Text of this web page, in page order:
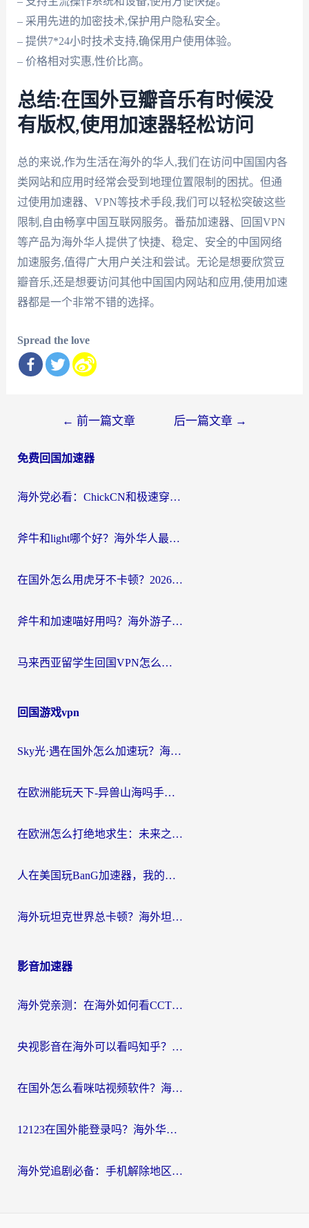
– 采用先进的加密技术,保护用户隐私安全。
– 提供7*24小时技术支持,确保用户使用体验。
– 价格相对实惠,性价比高。
总结:在国外豆瓣音乐有时候没
有版权,使用加速器轻松访问
总的来说,作为生活在海外的华人,我们在访问中国国内各
类网站和应用时经常会受到地理位置限制的困扰。但通
过使用加速器、VPN等技术手段,我们可以轻松突破这些
限制,自由畅享中国互联网服务。番茄加速器、回国VPN
等产品为海外华人提供了快捷、稳定、安全的中国网络
加速服务,值得广大用户关注和尝试。无论是想要欣赏豆
瓣音乐,还是想要访问其他中国国内网站和应用,使用加速
器都是一个非常不错的选择。
Spread the love
导
← 前一篇文章 后一篇文章 →
免费回国加速器
海外党必看：ChickCN和极速穿梭VPN好用吗？3招教你选对回国加速器无缝刷国内资源
斧牛和light哪个好？海外华人最关心的回国加速器选择难题，一篇讲透
在国外怎么用虎牙不卡顿？2026海外华人亲测有效的回国加速器选择指南
斧牛和加速喵好用吗？海外游子的真实选择困境
马来西亚留学生回国VPN怎么选？3个避坑点+1款实测好用的加速器推荐
回国游戏vpn
Sky光·遇在国外怎么加速玩？海外党亲测有效的国服游戏加速指南
在欧洲能玩天下-异兽山海吗手游？海外玩家的加速器生存指南
在欧洲怎么打绝地求生：未来之役不卡？留学生亲测的加速器避坑指南
人在美国玩BanG加速器，我的延迟终于绿了
海外玩坦克世界总卡顿？海外坦克世界加速器有哪些？实测好用的选择在这里
影音加速器
海外党亲测：在海外如何看CCTV？告别“仅限大陆播放”的实用指南
央视影音在海外可以看吗知乎？留学生亲测：3步解决地域限制+追剧自由
在国外怎么看咪咕视频软件？海外党亲测有效的回国加速方案
12123在国外能登录吗？海外华人必看的回国加速实用指南
海外党追剧必备：手机解除地区限制app怎么选？解决央视视频&国内剧地区限制全指南